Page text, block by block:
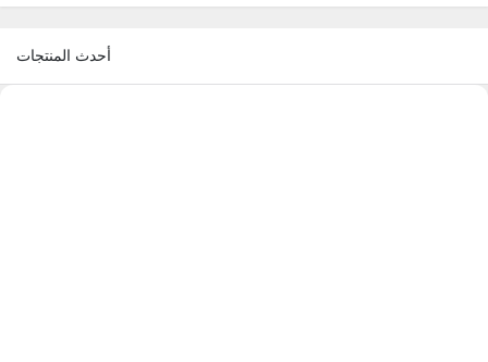
أحدث المنتجات